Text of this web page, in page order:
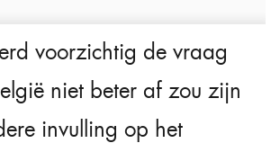
voorzichtig de vraag
niet beter af zou zijn
invulling op het